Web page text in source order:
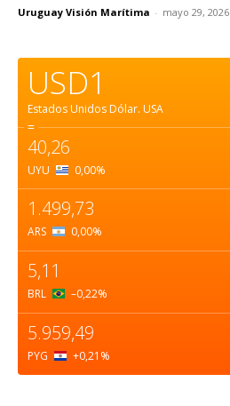
Uruguay Visión Marítima - mayo 29, 2026
USD1
Estados Unidos Dólar. USA
=
40,26
UYU 0,00%
1.499,73
ARS 0,00%
5,11
BRL –0,22%
5.959,49
PYG +0,21 %